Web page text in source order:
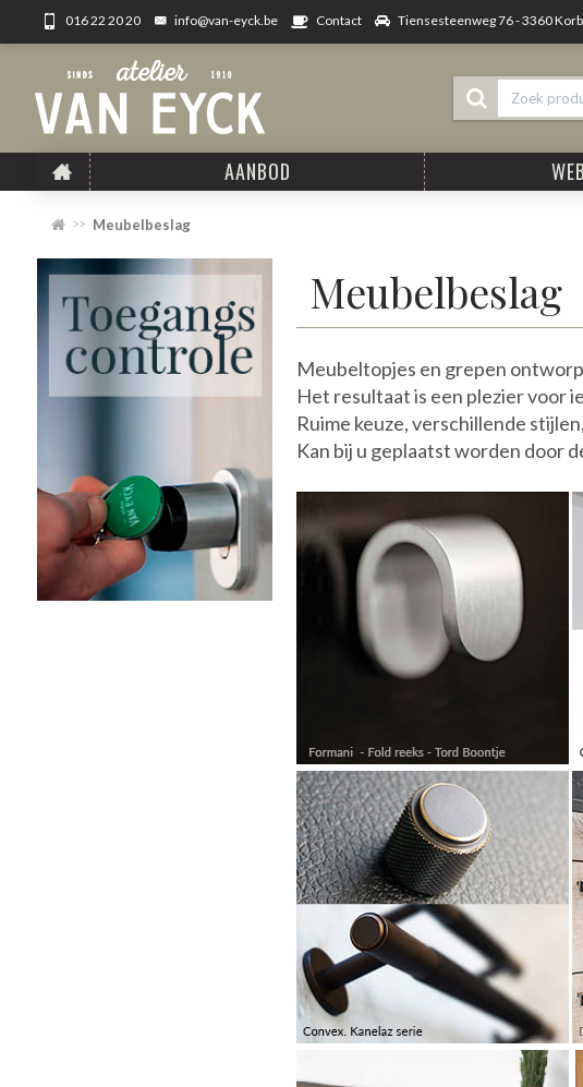
016 22 20 20 info@van-eyck.be Contact Tiensesteenweg 76 - 3360
AANBOD
Meubelbeslag
Meubelbeslag
Meubeltopjes en grepen
Het resultaat is een plezier voor
Ruime keuze, verschillende
Kan bij u geplaatst worden door